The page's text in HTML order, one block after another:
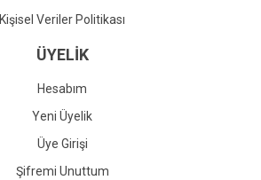
Kişisel Veriler Politikası
ÜYELİK
Hesabım
Yeni Üyelik
Üye Girişi
Şifremi Unuttum